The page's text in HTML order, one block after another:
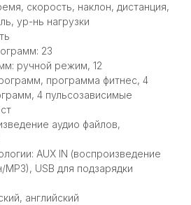
скорость, наклон, дистанция,
ур-нь нагрузки
23
ручной режим, 12
программа фитнес, 4
4 пульсозависимые
аудио файлов,
AUX IN (воспроизведение
USB для подзарядки
английский